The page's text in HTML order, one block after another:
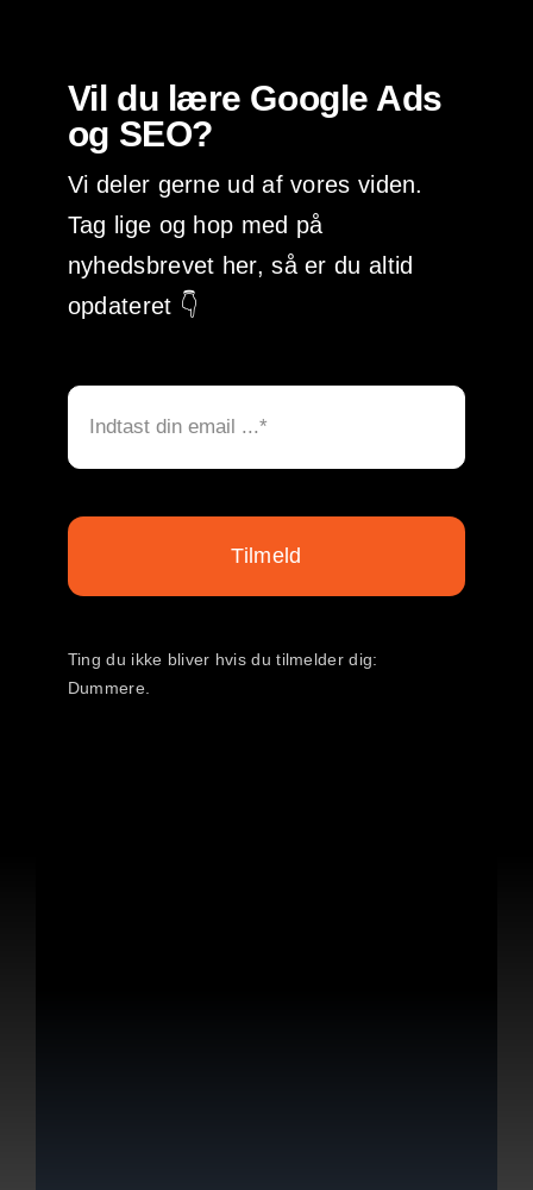
Vil du lære Google Ads
og SEO?
Vi deler gerne ud af vores viden.
Tag lige og hop med på
nyhedsbrevet her, så er du altid
opdateret 👇
Tilmeld
Ting du ikke bliver hvis du tilmelder dig:
Dummere.